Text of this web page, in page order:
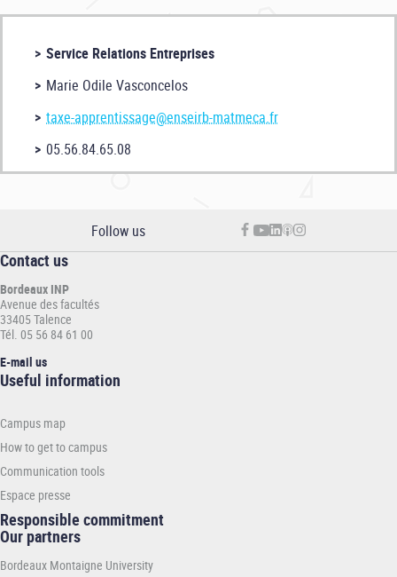
Service Relations Entreprises
Marie Odile Vasconcelos
taxe-apprentissage@enseirb-matmeca.fr
05.56.84.65.08
Follow us
Contact us
Bordeaux INP
Avenue des facultés
33405 Talence
Tél. 05 56 84 61 00
E-mail us
Informations
INP
Useful information
Campus map
How to get to campus
Communication tools
Espace presse
Responsible commitment
Our partners
Bordeaux Montaigne University